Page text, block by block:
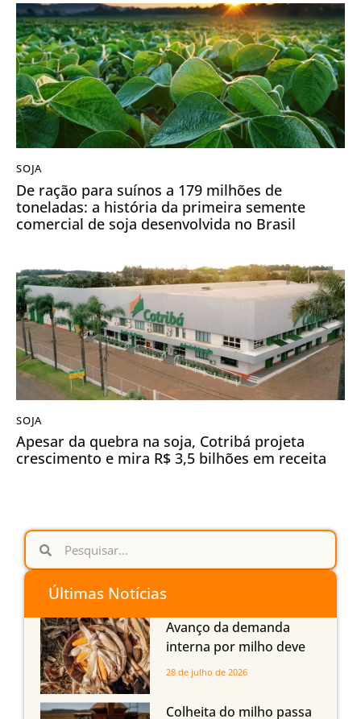
SOJA
De ração para suínos a 179 milhões de
toneladas: a história da primeira semente
comercial de soja desenvolvida no Brasil
SOJA
Apesar da quebra na soja, Cotribá projeta
crescimento e mira R$ 3,5 bilhões em receita
Últimas Notícias
Avanço da demanda
interna por milho deve
compensar aumento da
em Mato Grosso, aponta
28 de julho de 2026
Colheita do milho passa